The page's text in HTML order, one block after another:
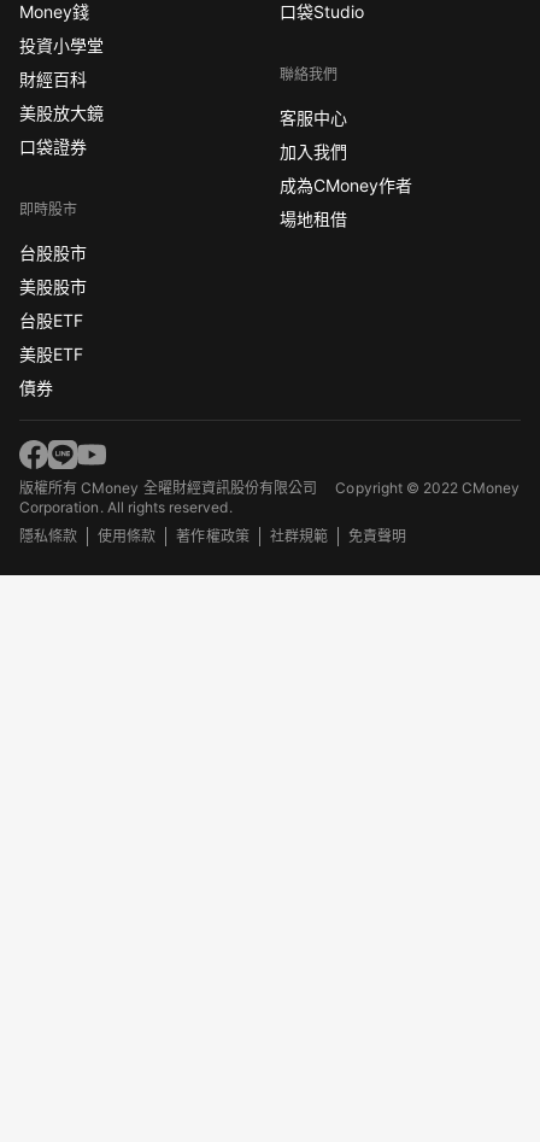
Money錢
投資小學堂
財經百科
美股放大鏡
口袋證券
即時股市
台股股市
美股股市
台股ETF
美股ETF
債券
口袋Studio
聯絡我們
客服中心
加入我們
成為CMoney作者
場地租借
版權所有 CMoney 全曜財經資訊股份有限公司Copyright © 2022 CMoney
Corporation. All rights reserved.
隱私條款
使用條款 著作權政策 社群規範 免責聲明